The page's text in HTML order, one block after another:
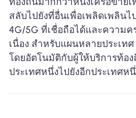
สลับไปยังที่อื่นเพื่อเพลิดเพลินไ
4G/5G ที่เชื่อถือได้และความ
เนื่อง สำหรับแผนหลายประเท
โดยอัตโนมัติกับผู้ให้บริการท้อ
ประเทศหนึ่งไปยังอีกประเทศห